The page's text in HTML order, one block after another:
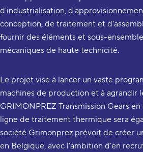
d'industrialisation,
conception, de traitement et
fournir des éléments et sous-
mécaniques de haute technicité.
Le projet vise à lancer un vaste
machines de production et à agrandir
GRIMONPREZ Transmission Gears
ligne de traitement thermique sera
société Grimonprez prévoit de créer
en Belgique, avec l'ambition d'en